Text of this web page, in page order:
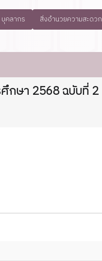
บุคลากร สิ่งอำนวยความสะดวก
กษา 2568 ฉบับที่ 2